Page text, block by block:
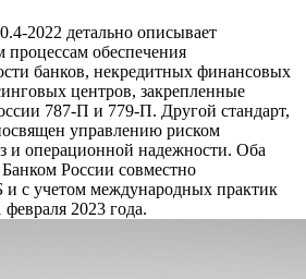
2022 детально описывает
обеспечения
банков, некредитных финансовых
центров, закрепленные
787-П и 779-П. Другой стандарт,
управлению риском
и операционной надежности. Оба
Банком России совместно
и с учетом международных практик
2023 года.